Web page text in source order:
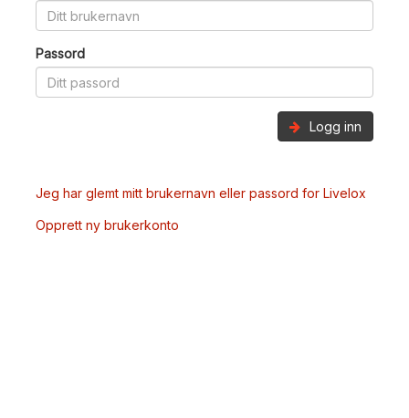
Passord
Logg inn
Jeg har glemt mitt brukernavn eller passord for Livelox
Opprett ny brukerkonto